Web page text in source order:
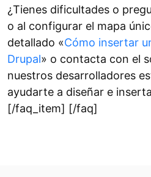
¿Tienes dificultades o
o al configurar el mapa
detallado «Cómo insertar
Drupal» o contacta con el
nuestros desarrolladores
ayudarte a diseñar e
[/faq_item] [/faq]